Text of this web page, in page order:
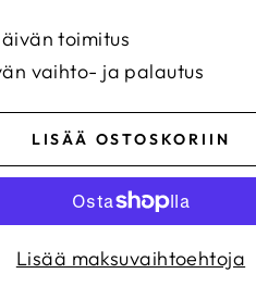
toimitus
vaihto- ja palautus
LISÄÄ OSTOSKORIIN
Lisää maksuvaihtoehtoja